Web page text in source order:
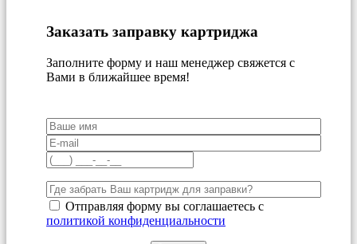
Заказать заправку картриджа
Заполните форму и наш менеджер свяжется с
Вами в ближайшее время!
Отправляя форму вы соглашаетесь с
политикой конфиденциальности